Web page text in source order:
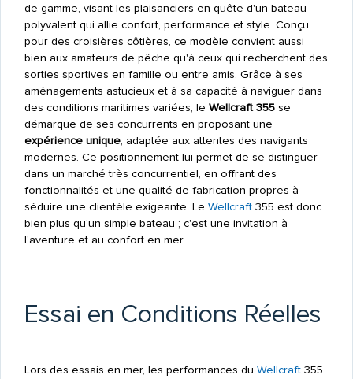
de gamme, visant les plaisanciers en quête d'un bateau
polyvalent qui allie confort, performance et style. Conçu
pour des croisières côtières, ce modèle convient aussi
bien aux amateurs de pêche qu'à ceux qui recherchent des
sorties sportives en famille ou entre amis. Grâce à ses
aménagements astucieux et à sa capacité à naviguer dans
des conditions maritimes variées, le Wellcraft 355se
démarque de ses concurrents en proposant une
expérience unique, adaptée aux attentes des navigants
modernes. Ce positionnement lui permet de se distinguer
dans un marché très concurrentiel, en offrant des
fonctionnalités et une qualité de fabrication propres à
séduire une clientèle exigeante. Le Wellcraft355 est donc
bien plus qu'un simple bateau ; c'est une invitation à
l'aventure et au confort en mer.
Essai en Conditions Réelles
Lors des essais en mer, les performances du Wellcraft355